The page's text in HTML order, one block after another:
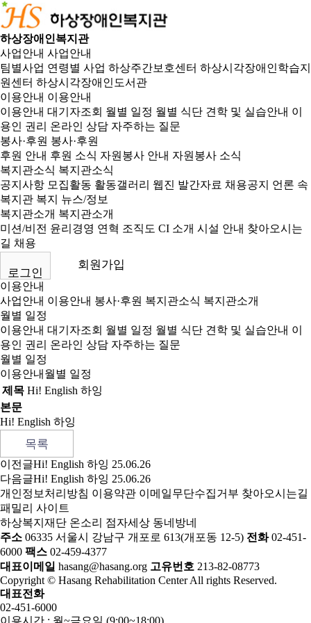
하상장애인복지관
사업안내 사업안내
팀별사업 연령별 사업 하상주간보호센터 하상시각장애인학습지
원센터 하상시각장애인도서관
이용안내 이용안내
이용안내 대기자조회 월별 일정 월별 식단 견학 및 실습안내 이
용인 권리 온라인 상담 자주하는 질문
봉사·후원 봉사·후원
후원 안내 후원 소식 자원봉사 안내 자원봉사 소식
복지관소식 복지관소식
공지사항 모집활동 활동갤러리 웹진 발간자료 채용공지
언론 속
복지관 복지 뉴스/정보
복지관소개 복지관소개
미션/비전 윤리경영 연혁 조직도 CI 소개 시설 안내 찾아오시는
길 채용
로그인
회원가입
이용안내
사업안내 이용안내 봉사·후원 복지관소식 복지관소개
월별 일정
이용안내 대기자조회 월별 일정 월별 식단 견학 및 실습안내 이
용인 권리 온라인 상담 자주하는 질문
월별 일정
이용안내 월별 일정
제목 Hi! English 하잉
본문
Hi! English 하잉
목록
이전글Hi! English 하잉 25.06.26
다음글Hi! English 하잉 25.06.26
개인정보처리방침 이용약관 이메일무단수집거부 찾아오시는길
패밀리 사이트
하상복지재단 온소리 점자세상 동네방네
주소 06335 서울시 강남구 개포로 613(개포동 12-5) 전화02-451-
6000 팩스 02-459-4377
대표이메일 hasang@hasang.org 고유번호 213-82-08773
Copyright © Hasang Rehabilitation Center All rights Reserved.
대표전화
02-451-6000